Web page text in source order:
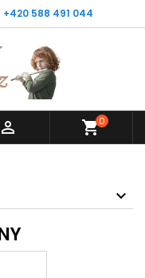
+420 588 491 044
 shopping_cart0